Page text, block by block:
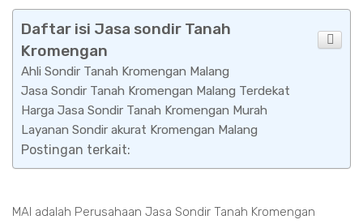
Daftar isi Jasa sondir Tanah
Kromengan
Ahli Sondir Tanah Kromengan Malang
Jasa Sondir Tanah Kromengan Malang Terdekat
Harga Jasa Sondir Tanah Kromengan Murah
Layanan Sondir akurat Kromengan Malang
Postingan terkait:
MAI adalah Perusahaan Jasa Sondir Tanah Kromengan